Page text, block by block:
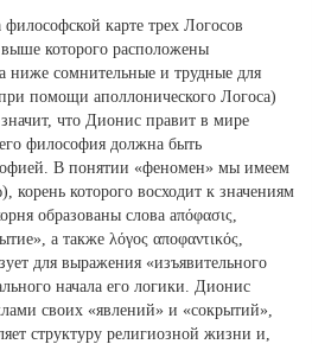
карте трех Логосов
которого расположены
ниже сомнительные и трудные для
помощи аполлонического Логоса)
что Дионис правит в мире
философия должна быть
В понятии «феномен» мы имеем
корень которого восходит к значениям
образованы слова aπόφασις,
а также λόγος αποφαντικός,
для выражения «изъявительного
начала его логики. Дионис
своих «явлений» и «сокрытий»,
структуру религиозной жизни и,